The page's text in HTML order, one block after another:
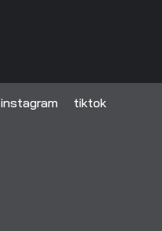
instagram tiktok